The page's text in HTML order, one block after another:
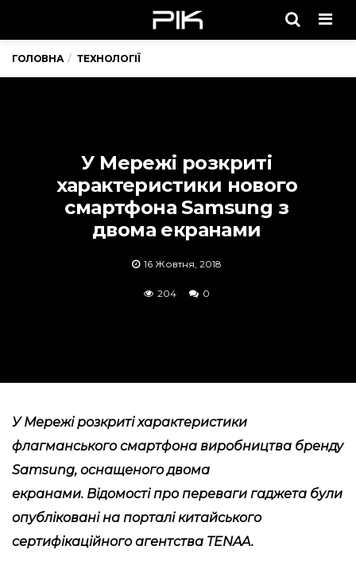
ГОЛОВНА ТЕХНОЛОГІЇ
У Мережі розкриті
характеристики нового
смартфона Samsung з
двома екранами
16 Жовтня, 2018
204 0
У Мережі розкриті характеристики
флагманського смартфона виробництва бренду
Samsung, оснащеного двома
екранами. Відомості про переваги гаджета були
опубліковані на порталі китайського
сертифікаційного агентства TENAA.